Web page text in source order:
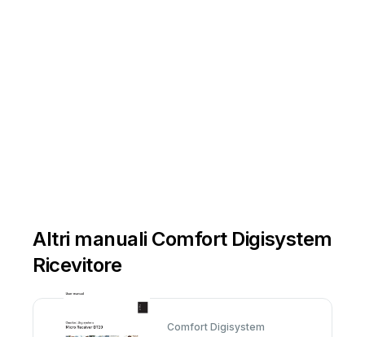
Altri manuali Comfort Digisystem
Ricevitore
Comfort Digisystem